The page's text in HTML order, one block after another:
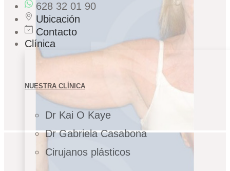
628 32 01 90
Ubicación
Contacto
Clínica
NUESTRA CLÍNICA
Dr Kai O Kaye
Dr Gabriela Casabona
Cirujanos plásticos